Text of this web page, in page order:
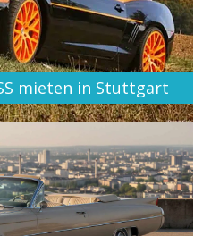
mieten in Stuttgart